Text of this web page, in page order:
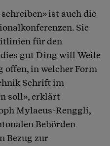
ist auch die
Sie
für den
gut Ding will Weile
offen, in welcher Form
Schrift im
soll», erklärt
Mylaeus-Renggli,
Behörden
Bezug zur